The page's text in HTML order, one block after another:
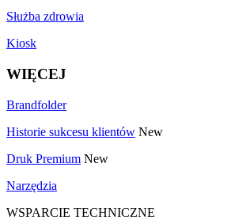
Służba zdrowia
Kiosk
WIĘCEJ
Brandfolder
Historie sukcesu klientów New
Druk Premium New
Narzędzia
WSPARCIE TECHNICZNE